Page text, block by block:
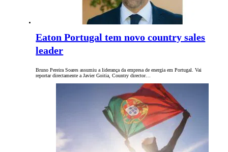
Eaton Portugal tem novo country sales
leader
Bruno Pereira Soares assumiu a liderança da empresa de energia em Portugal. Vai
reportar directamente a Javier Goitia, Country director…